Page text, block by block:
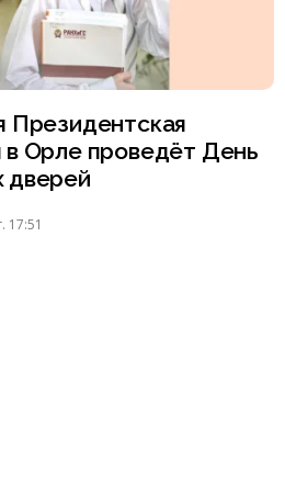
Президентская
в Орле проведёт День
дверей
17:51